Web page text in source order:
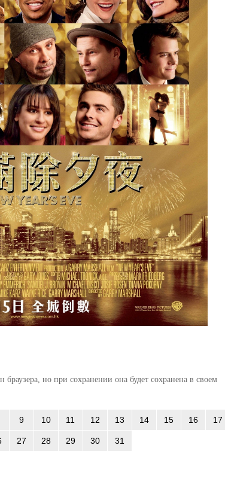
но при сохранении она будет сохранена в своем
9 10 11 12 13 14 15 16 17
27 28 29 30 31